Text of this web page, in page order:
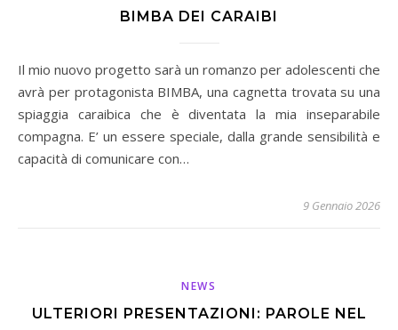
BIMBA DEI CARAIBI
Il mio nuovo progetto sarà un romanzo per adolescenti che
avrà per protagonista BIMBA, una cagnetta trovata su una
spiaggia caraibica che è diventata la mia inseparabile
compagna. E’ un essere speciale, dalla grande sensibilità e
capacità di comunicare con…
9 Gennaio 2026
NEWS
ULTERIORI PRESENTAZIONI: PAROLE NEL